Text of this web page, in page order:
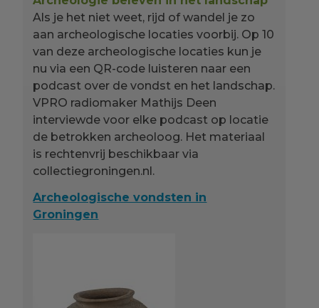
Als je het niet weet, rijd of wandel je zo
aan archeologische locaties voorbij. Op 10
van deze archeologische locaties kun je
nu via een QR-code luisteren naar een
podcast over de vondst en het landschap.
VPRO radiomaker Mathijs Deen
interviewde voor elke podcast op locatie
de betrokken archeoloog. Het materiaal
is rechtenvrij beschikbaar via
collectiegroningen.nl.
Archeologische vondsten in
Groningen